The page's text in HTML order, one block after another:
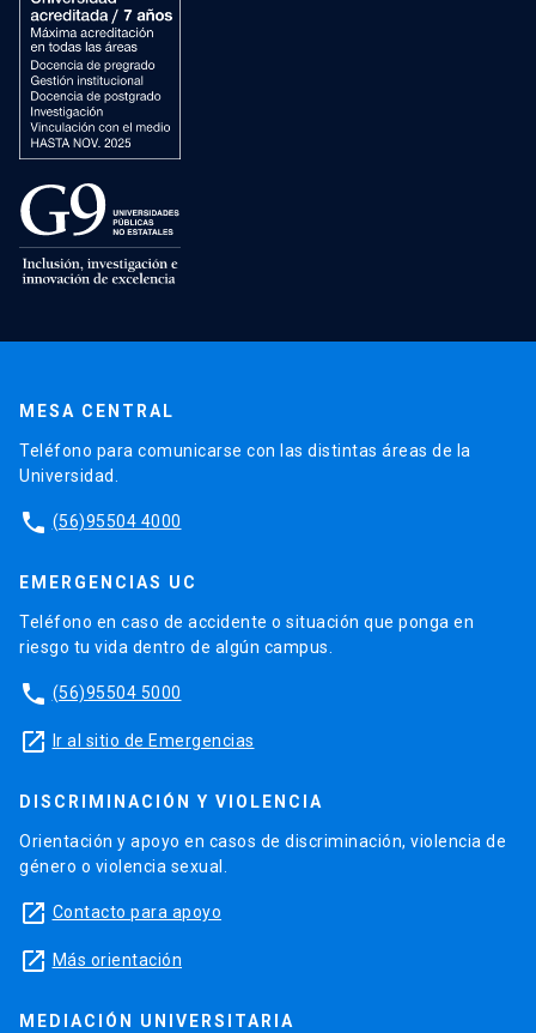
MESA CENTRAL
Teléfono para comunicarse con las distintas áreas de la
Universidad.
phone (56)95504 4000
EMERGENCIAS UC
Teléfono en caso de accidente o situación que ponga en
riesgo tu vida dentro de algún campus.
phone (56)95504 5000
launch Ir al sitio de Emergencias
DISCRIMINACIÓN Y VIOLENCIA
Orientación y apoyo en casos de discriminación, violencia de
género o violencia sexual.
launch Contacto para apoyo
launch Más orientación
MEDIACIÓN UNIVERSITARIA